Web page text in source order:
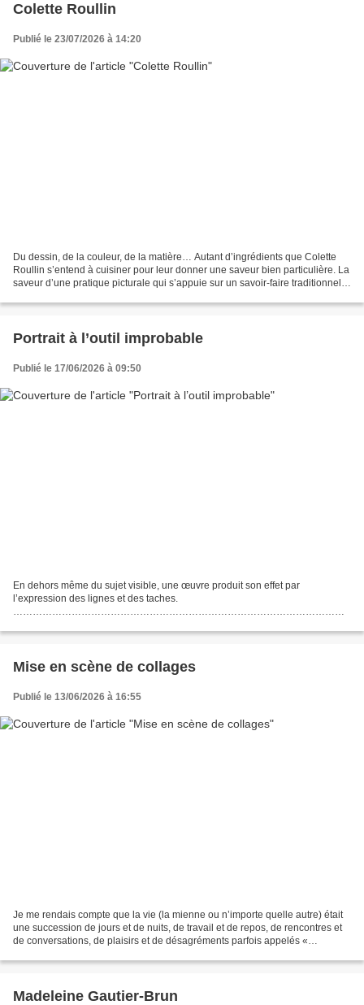
Colette Roullin
Publié le 23/07/2026 à 14:20
Du dessin, de la couleur, de la matière… Autant d’ingrédients que Colette
Roullin s’entend à cuisiner pour leur donner une saveur bien particulière. La
saveur d’une pratique picturale qui s’appuie sur un savoir-faire traditionnel,
Portrait à l’outil improbable
Publié le 17/06/2026 à 09:50
En dehors même du sujet visible, une œuvre produit son effet par
l’expression des lignes et des taches.
…………………………………………………………………………………………
…………………………………………………………………………………………
………………………………………………………………………………… Stage...
Mise en scène de collages
Publié le 13/06/2026 à 16:55
Je me rendais compte que la vie (la mienne ou n’importe quelle autre) était
une succession de jours et de nuits, de travail et de repos, de rencontres et
de conversations, de plaisirs et de désagréments parfois appelés «
Madeleine Gautier-Brun